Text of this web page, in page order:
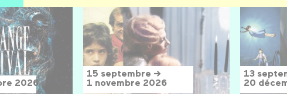
2026
15 septembre →
1 novembre 2026
13
20